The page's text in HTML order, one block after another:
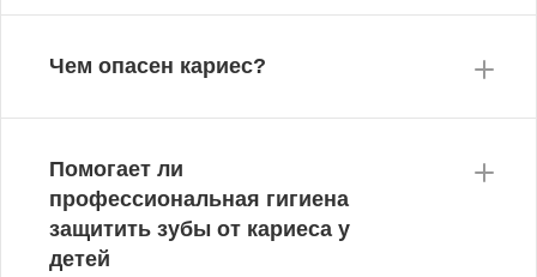
Чем опасен кариес?
Помогает ли
профессиональная гигиена
защитить зубы от кариеса у
детей